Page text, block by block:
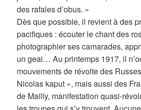
des rafales d’obus. »
Dès que possible, il revient à des
pacifiques : écouter le chant des
photographier ses camarades,
un geai… Au printemps 1917, il
mouvements de révolte des
Nicolas kaput », mais aussi des
de Mailly, manifestation quasi-